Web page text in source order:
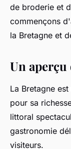
de broderie et
commençons
la Bretagne et
Un aperçu
La Bretagne
pour sa
littoral
gastronomie
visiteurs.